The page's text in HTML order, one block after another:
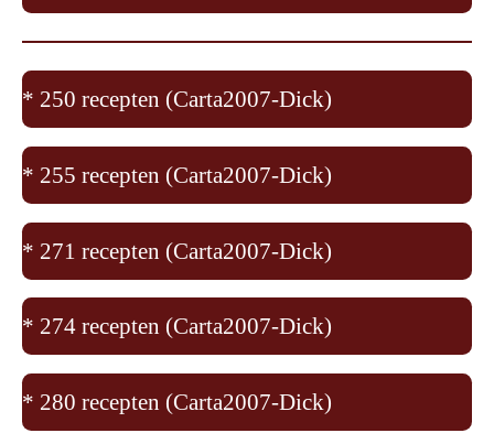
* 250 recepten (Carta2007-Dick)
* 255 recepten (Carta2007-Dick)
* 271 recepten (Carta2007-Dick)
* 274 recepten (Carta2007-Dick)
* 280 recepten (Carta2007-Dick)